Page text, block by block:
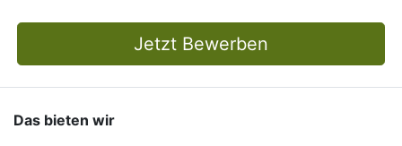
Jetzt Bewerben
Das bieten wir